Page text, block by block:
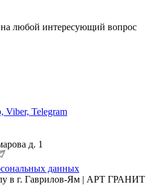
любой интересующий вопрос
Viber, Telegram
д. 1
данных
в г. Гаврилов-Ям | АРТ ГРАНИТ